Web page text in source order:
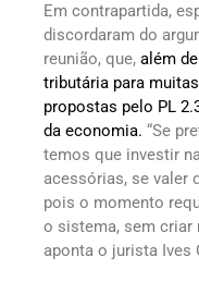
Em contrapartida,
discordaram do
reunião, que, além
tributária para
propostas pelo PL
da economia. “Se
temos que investir
acessórias, se valer
pois o momento
o sistema, sem criar
aponta o jurista Ives